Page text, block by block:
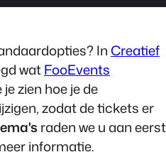
InCreatief
watFooEvents
zien hoe je de
zodat de tickets er
raden we u aan eerst
informatie.